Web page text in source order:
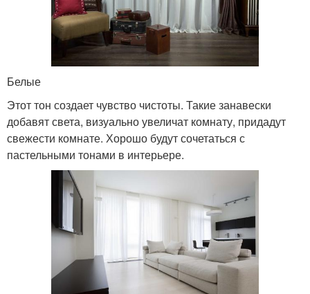
Белые
Этот тон создает чувство чистоты. Такие занавески
добавят света, визуально увеличат комнату, придадут
свежести комнате. Хорошо будут сочетаться с
пастельными тонами в интерьере.